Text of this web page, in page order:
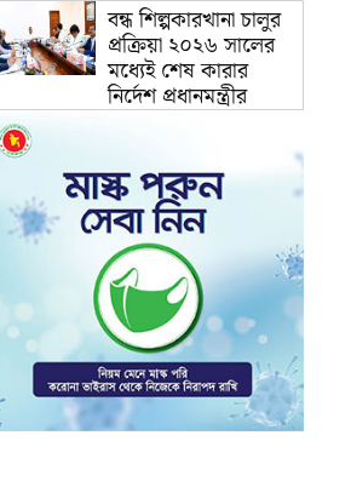
বন্ধ শিল্পকারখানা চালুর
প্রক্রিয়া ২০২৬ সালের
মধ্যেই শেষ কারার
নির্দেশ প্রধানমন্ত্রীর